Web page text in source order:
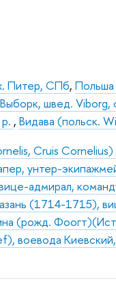
Питер, СПб,Польша
швед. Viborg,
,Видава (польск.
Cruis
унтер-
адмирал,
(1714-1715),
(рожд.
воевода